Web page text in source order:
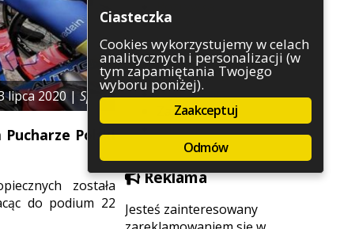
Służby
Sport
Środowisko
Szkolnictwo
Wydarzenia
Zapowiedzi
Zdrowie
Reklama
Jesteś zainteresowany
lipca 2020 |Sport
Polski
została
do podium 22
Ciasteczka
Cookies wykorzystujemy w celach
analitycznych i personalizacji (w
tym zapamiętania Twojego
wyboru poniżej).
Zaakceptuj
Odmów